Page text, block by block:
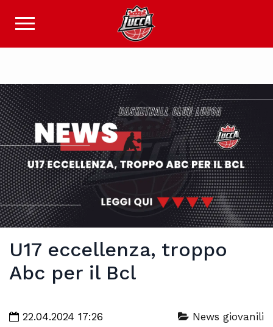
U17 eccellenza, troppo
Abc per il Bcl
22.04.2024 17:26 News giovanili